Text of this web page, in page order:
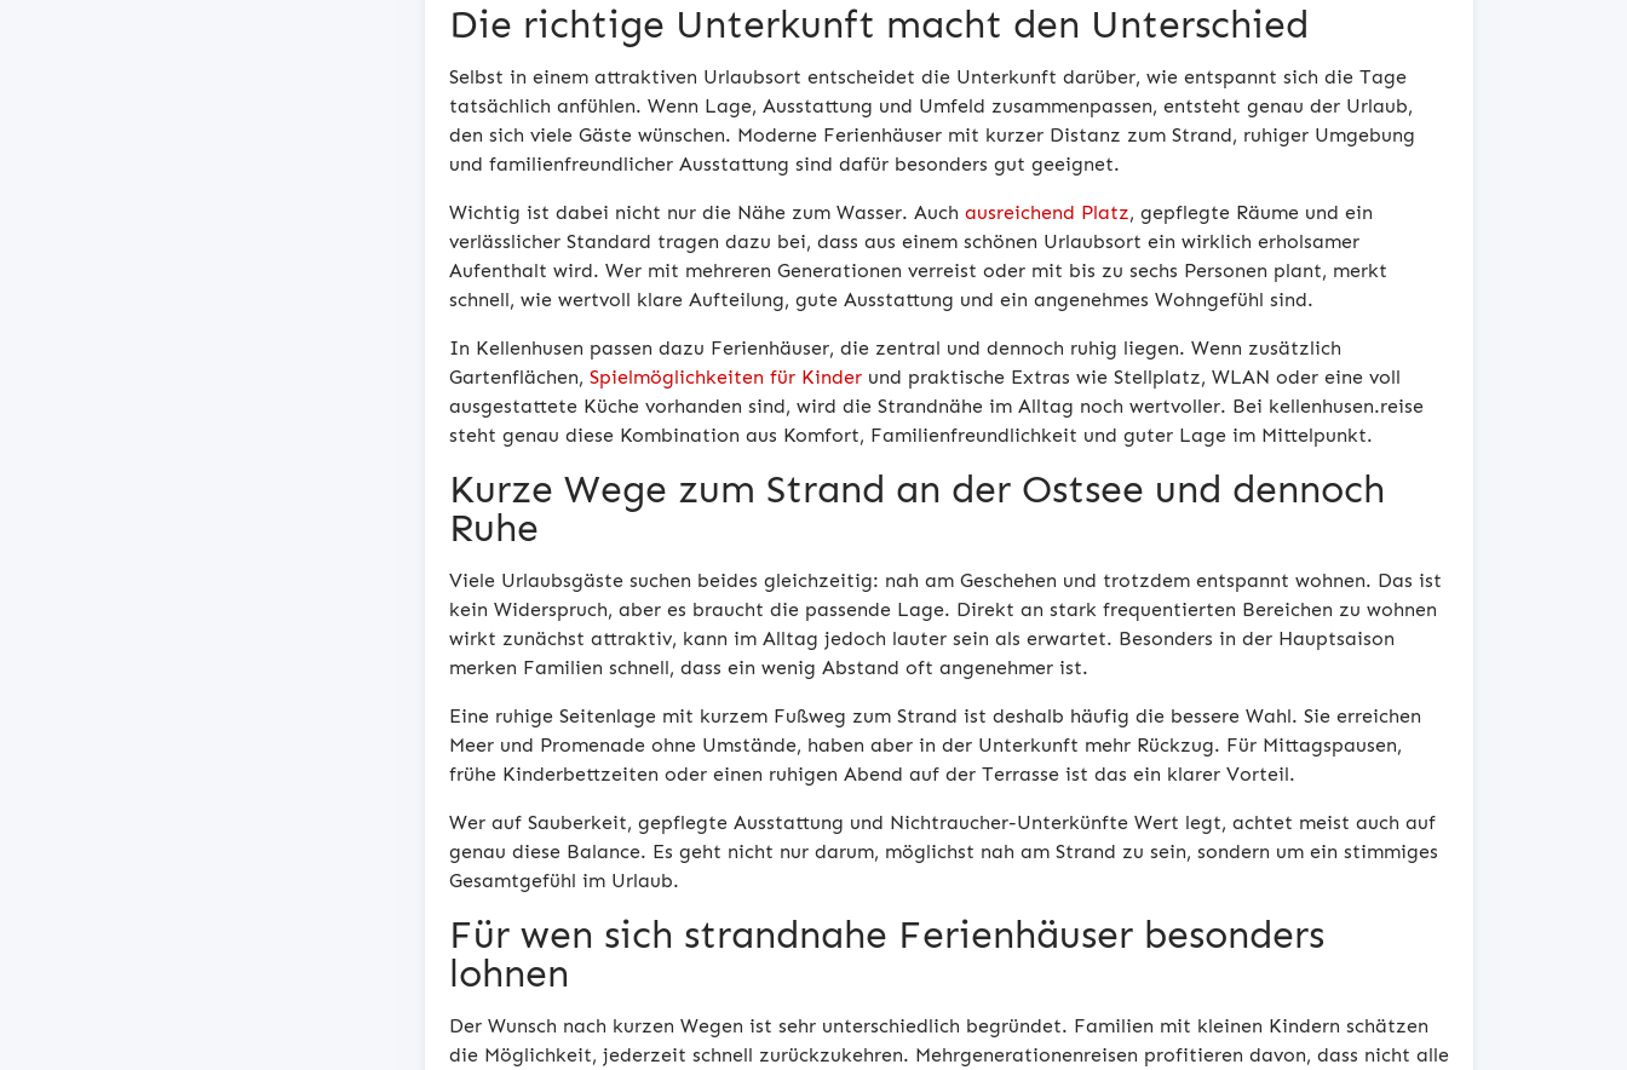
Die richtige Unterkunft macht den Unterschied
Selbst in einem attraktiven Urlaubsort entscheidet die Unterkunft darüber, wie entspannt sich die Tage
tatsächlich anfühlen. Wenn Lage, Ausstattung und Umfeld zusammenpassen, entsteht genau der Urlaub,
den sich viele Gäste wünschen. Moderne Ferienhäuser mit kurzer Distanz zum Strand, ruhiger Umgebung
und familienfreundlicher Ausstattung sind dafür besonders gut geeignet.
Wichtig ist dabei nicht nur die Nähe zum Wasser. Auch ausreichend Platz, gepflegte Räume und ein
verlässlicher Standard tragen dazu bei, dass aus einem schönen Urlaubsort ein wirklich erholsamer
Aufenthalt wird. Wer mit mehreren Generationen verreist oder mit bis zu sechs Personen plant, merkt
schnell, wie wertvoll klare Aufteilung, gute Ausstattung und ein angenehmes Wohngefühl sind.
In Kellenhusen passen dazu Ferienhäuser, die zentral und dennoch ruhig liegen. Wenn zusätzlich
Gartenflächen, Spielmöglichkeiten für Kinderund praktische Extras wie Stellplatz, WLAN oder eine voll
ausgestattete Küche vorhanden sind, wird die Strandnähe im Alltag noch wertvoller. Bei kellenhusen.reise
steht genau diese Kombination aus Komfort, Familienfreundlichkeit und guter Lage im Mittelpunkt.
Kurze Wege zum Strand an der Ostsee und dennoch
Ruhe
Viele Urlaubsgäste suchen beides gleichzeitig: nah am Geschehen und trotzdem entspannt wohnen. Das ist
kein Widerspruch, aber es braucht die passende Lage. Direkt an stark frequentierten Bereichen zu wohnen
wirkt zunächst attraktiv, kann im Alltag jedoch lauter sein als erwartet. Besonders in der Hauptsaison
merken Familien schnell, dass ein wenig Abstand oft angenehmer ist.
Eine ruhige Seitenlage mit kurzem Fußweg zum Strand ist deshalb häufig die bessere Wahl. Sie erreichen
Meer und Promenade ohne Umstände, haben aber in der Unterkunft mehr Rückzug. Für Mittagspausen,
frühe Kinderbettzeiten oder einen ruhigen Abend auf der Terrasse ist das ein klarer Vorteil.
Wer auf Sauberkeit, gepflegte Ausstattung und Nichtraucher-Unterkünfte Wert legt, achtet meist auch auf
genau diese Balance. Es geht nicht nur darum, möglichst nah am Strand zu sein, sondern um ein stimmiges
Gesamtgefühl im Urlaub.
Für wen sich strandnahe Ferienhäuser besonders
lohnen
Der Wunsch nach kurzen Wegen ist sehr unterschiedlich begründet. Familien mit kleinen Kindern schätzen
die Möglichkeit, jederzeit schnell zurückzukehren. Mehrgenerationenreisen profitieren davon, dass nicht alle